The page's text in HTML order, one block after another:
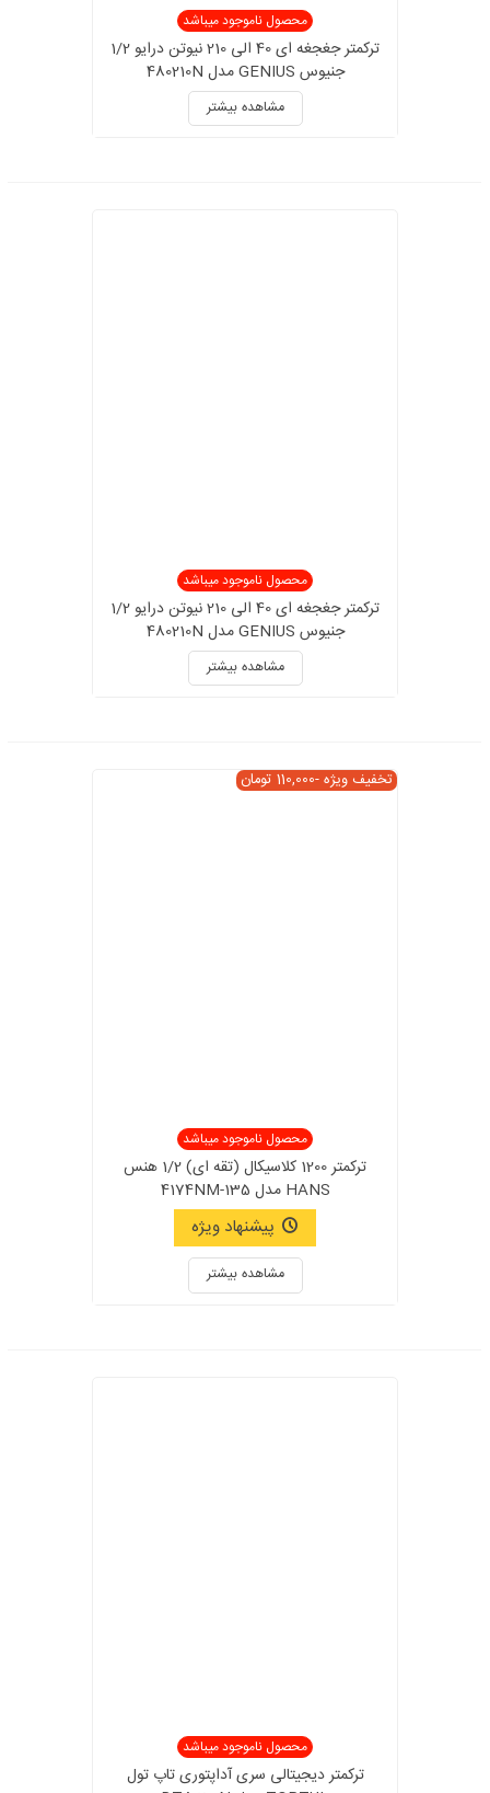
محصول ناموجود میباشد
ترکمتر جغجغه ای 40 الی 210 نیوتن درایو 1/2
جنیوس GENIUS مدل 480210N
مشاهده بیشتر
محصول ناموجود میباشد
ترکمتر جغجغه ای 40 الی 210 نیوتن درایو 1/2
جنیوس GENIUS مدل 480210N
مشاهده بیشتر
تخفیف ویژه-110,000 تومان
محصول ناموجود میباشد
ترکمتر 1200 کلاسیکال (تقه ای) 1/2 هنس
HANS مدل 4174NM-135
پیشنهاد ویژه
مشاهده بیشتر
محصول ناموجود میباشد
ترکمتر دیجیتالی سری آداپتوری تاپ تول